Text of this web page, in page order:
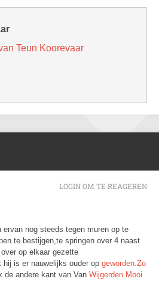
Teun Koorevaar
ervan nog steeds tegen muren op te
te bestijgen,te springen over 4 naast
op elkaar gezette
is er nauwelijks ouder op geworden.Zo
de andere kant van Van Wijgerden.Mooi
LOGIN OM TE REAGEREN